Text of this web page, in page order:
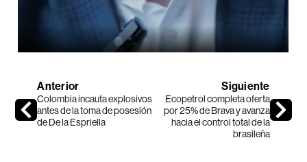
Anterior
Colombia incauta explosivos
antes de la toma de posesión
de De la Espriella
Siguiente
Ecopetrol completa oferta
por 25% de Brava y avanza
hacia el control total de la
brasileña